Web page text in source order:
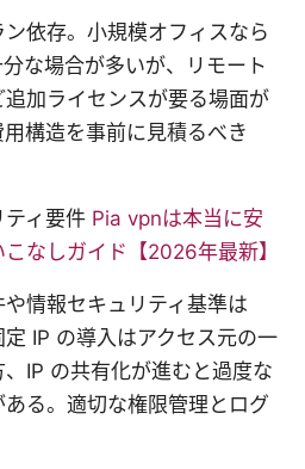
依存。小規模オフィスなら
な場合が多いが、リモート
加ライセンスが要る場面が
構造を事前に見積るべき
ティ要件 Pia vpnは本当に安
なしガイド【2026年最新】
情報セキュリティ基準は
IP の導入はアクセス元の一
IP の共有化が進むと過度な
る。適切な権限管理とログ